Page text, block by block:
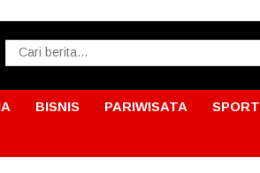
BISNIS PARIWISATA SPORT